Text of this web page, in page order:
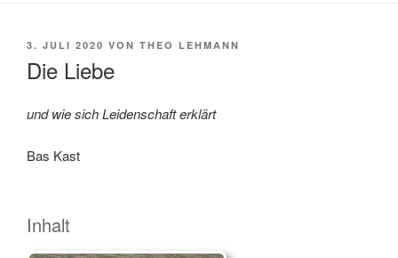
VERÖFFENTLICHT
3. JULI 2020 VON THEO LEHMANN
Die Liebe
und wie sich Leidenschaft erklärt
Bas Kast
Inhalt